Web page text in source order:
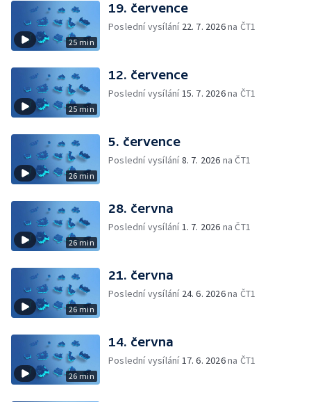
25 min
19. července
Poslední vysílání 22. 7. 2026na ČT1
25 min
12. července
Poslední vysílání15. 7. 2026na ČT1
26 min
5. července
Poslední vysílání8. 7. 2026 na ČT1
26 min
28. června
Poslední vysílání1. 7. 2026 na ČT1
26 min
21. června
Poslední vysílání 24. 6. 2026na ČT1
26 min
14. června
Poslední vysílání17. 6. 2026na ČT1